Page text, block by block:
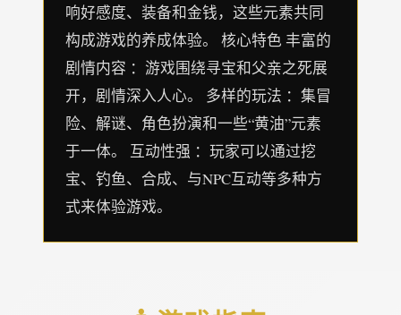
响好感度、装备和金钱，这些元素共同
构成游戏的养成体验。 核心特色 丰富的
剧情内容 ：游戏围绕寻宝和父亲之死展
开，剧情深入人心。 多样的玩法 ：集冒
险、解谜、角色扮演和一些“黄油”元素
于一体。 互动性强 ：玩家可以通过挖
宝、钓鱼、合成、与NPC互动等多种方
式来体验游戏。